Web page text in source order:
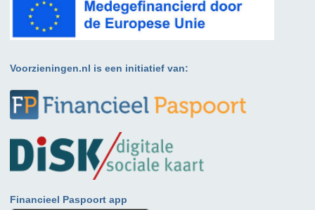
Voorzieningen.nl is een initiatief van:
Financieel Paspoort app